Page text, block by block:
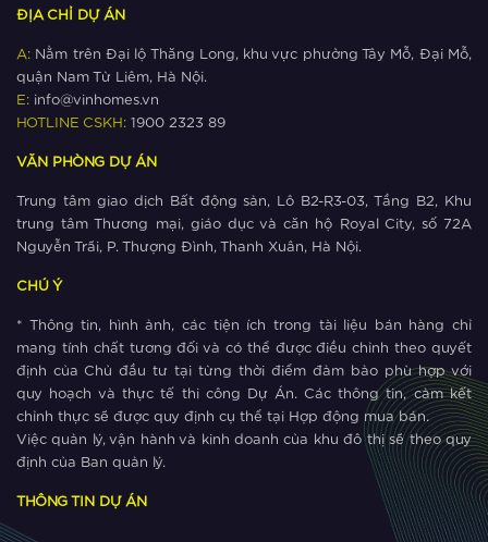
Giá bất động sản ‘cận lộ kế metro’
leo thang như thế nào?
Xem thêm
The Metrolines – Yếu tố vàng thúc
đẩy thịnh vượng phía Tây Hà Nội
The Metrolines thu hút cộng đồng cư
dân quốc tế
Xem thêm
Lý do The Metrolines trở thành lựa
chọn số một của cộng đồng quốc tế
ĐỊA CHỈ DỰ ÁN
A: Nằm trên Đại lộ Thăng Long, khu vực phường Tây Mỗ, Đại Mỗ,
quận Nam Từ Liêm, Hà Nội.
E: info@vinhomes.vn
HOTLINE CSKH: 1900 2323 89
VĂN PHÒNG DỰ ÁN
Trung tâm giao dịch Bất động sản, Lô B2-R3-03, Tầng B2, Khu
trung tâm Thương mại, giáo dục và căn hộ Royal City, số 72A
Nguyễn Trãi, P. Thượng Đình, Thanh Xuân, Hà Nội.
CHÚ Ý
* Thông tin, hình ảnh, các tiện ích trong tài liệu bán hàng chỉ
mang tính chất tương đối và có thể được điều chỉnh theo quyết
định của Chủ đầu tư tại từng thời điểm đảm bảo phù hợp với
quy hoạch và thực tế thi công Dự Án. Các thông tin, cảm kết
chỉnh thực sẽ được quy định cụ thể tại Hợp động mua bán.
Việc quản lý, vận hành và kinh doanh của khu đô thị sẽ theo quy
định của Ban quản lý.
THÔNG TIN DỰ ÁN